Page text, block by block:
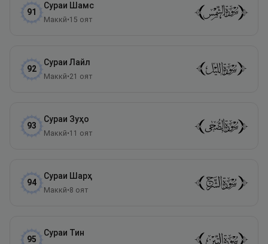
91
Сураи Шамс
Маккӣ•15 оят
92
Сураи Лайл
Маккӣ•21 оят
93
Сураи Зуҳо
Маккӣ•11 оят
94
Сураи Шарҳ
Маккӣ•8 оят
95
Сураи Тин